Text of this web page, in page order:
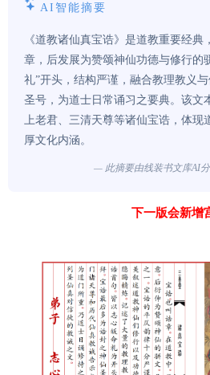
AI智能摘要
《道教诸仙真宝诰》是道教重要经
章，后发展为赞颂神仙功德与修行的
礼”开头，结构严谨，融合教理教义
圣号，为道士日常诵习之要典。该文
上老君、三清天尊等诸仙宝诰，体
厚文化内涵。
— 此摘要由线装书文库AI
下一版会新增